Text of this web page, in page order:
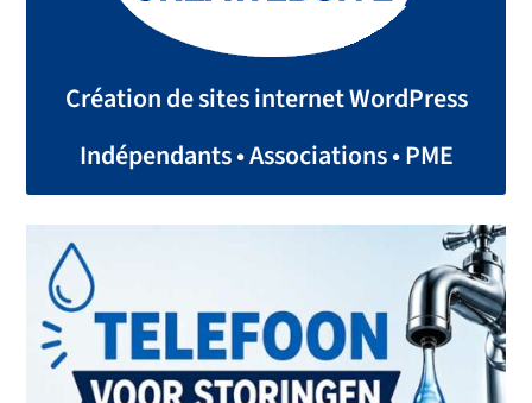
Création de sites internet WordPress
Indépendants • Associations • PME